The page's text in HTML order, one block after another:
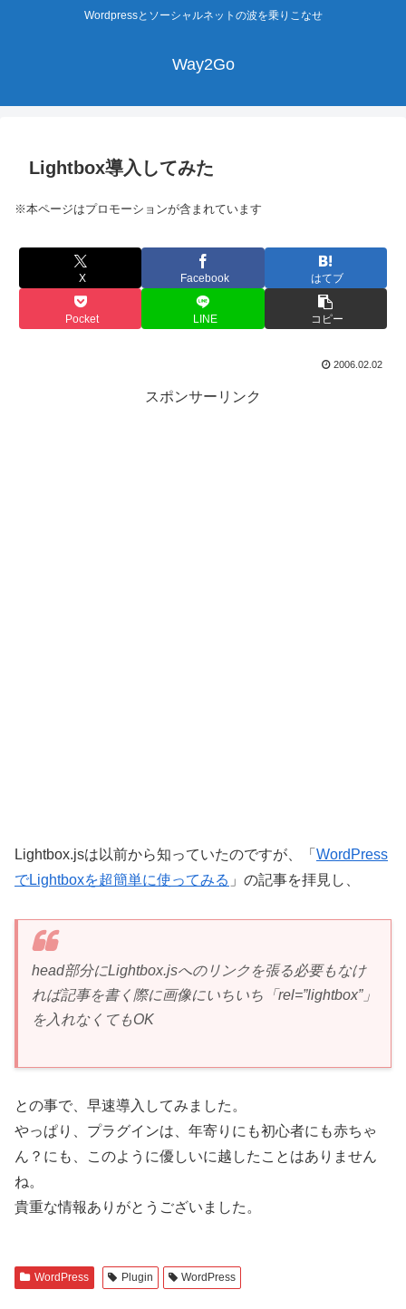
Wordpressとソーシャルネットの波を乗りこなせ
Way2Go
Lightbox導入してみた
※本ページはプロモーションが含まれています
X Facebook はてブ
Pocket LINE コピー
2006.02.02
スポンサーリンク
Lightbox.jsは以前から知っていたのですが、「 WordPress
でLightboxを超簡単に使ってみる 」の記事を拝見し、
head部分にLightbox.jsへのリンクを張る必要もなけ
れば記事を書く際に画像にいちいち「rel=”lightbox”」
を入れなくてもOK
との事で、早速導入してみました。
やっぱり、プラグインは、年寄りにも初心者にも赤ちゃ
ん？にも、このように優しいに越したことはありません
ね。
貴重な情報ありがとうございました。
WordPress Plugin WordPress